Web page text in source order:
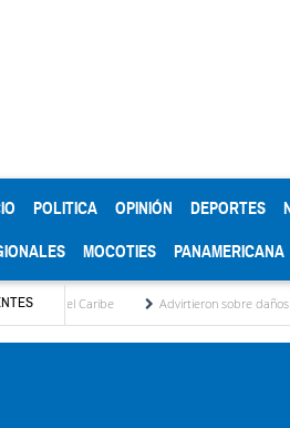
(CURRENT)
POLITICA OPINIÓN DEPORTES
MOCOTIES PANAMERICANA
Advirtieron sobre daños en las